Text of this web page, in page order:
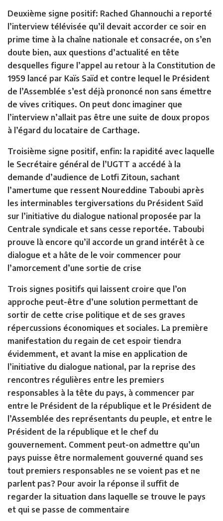
Deuxième signe positif: Rached Ghannouchi a reporté
l’interview télévisée qu’il devait accorder ce soir en
prime time à la chaîne nationale et consacrée, on s’en
doute bien, aux questions d’actualité en tête
desquelles figure l’appel au retour à la Constitution de
1959 lancé par Kaïs Saïd et contre lequel le Président
de l’Assemblée s’est déjà prononcé non sans émettre
de vives critiques. On peut donc imaginer que
l’interview n’allait pas être une suite de doux propos
à l’égard du locataire de Carthage.
Troisième signe positif, enfin: la rapidité avec laquelle
le Secrétaire général de l’UGTT a accédé à la
demande d’audience de Lotfi Zitoun, sachant
l’amertume que ressent Noureddine Taboubi après
les interminables tergiversations du Président Saïd
sur l’initiative du dialogue national proposée par la
Centrale syndicale et sans cesse reportée. Taboubi
prouve là encore qu’il accorde un grand intérêt à ce
dialogue et a hâte de le voir commencer pour
l’amorcement d’une sortie de crise
Trois signes positifs qui laissent croire que l’on
approche peut-être d’une solution permettant de
sortir de cette crise politique et de ses graves
répercussions économiques et sociales. La première
manifestation du regain de cet espoir tiendra
évidemment, et avant la mise en application de
l’initiative du dialogue national, par la reprise des
rencontres régulières entre les premiers
responsables à la tête du pays, à commencer par
entre le Président de la république et le Président de
l’Assemblée des représentants du peuple, et entre le
Président de la république et le chef du
gouvernement. Comment peut-on admettre qu’un
pays puisse être normalement gouverné quand ses
tout premiers responsables ne se voient pas et ne
parlent pas? Pour avoir la réponse il suffit de
regarder la situation dans laquelle se trouve le pays
et qui se passe de commentaire